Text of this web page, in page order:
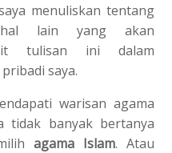
menuliskan tentang
lain yang akan
tulisan ini dalam
saya.
warisan agama
banyak bertanya
agama Islam. Atau